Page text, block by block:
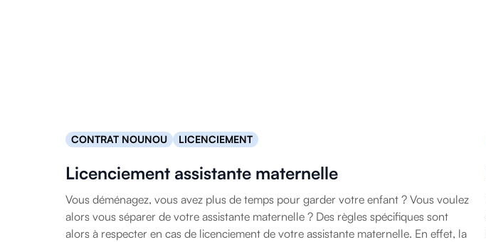
CONTRAT NOUNOU LICENCIEMENT
Licenciement assistante maternelle
Vous déménagez, vous avez plus de temps pour garder votre enfant ? Vous voulez
alors vous séparer de votre assistante maternelle ? Des règles spécifiques sont
alors à respecter en cas de licenciement de votre assistante maternelle. En effet, la